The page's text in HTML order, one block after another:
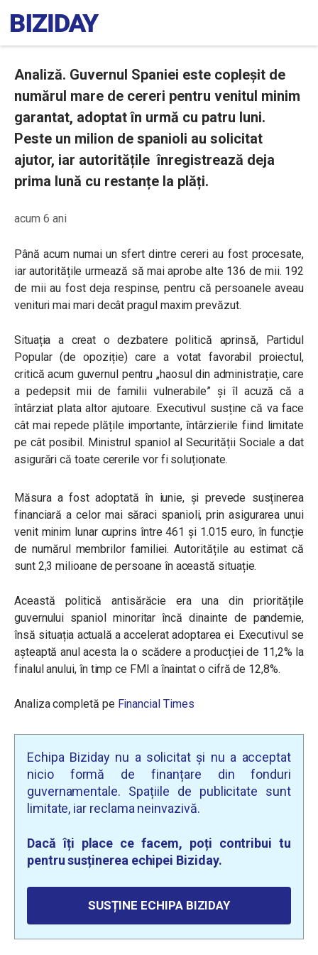
Analiză. Guvernul Spaniei este copleșit de
numărul mare de cereri pentru venitul minim
garantat, adoptat în urmă cu patru luni.
Peste un milion de spanioli au solicitat
ajutor, iar autoritățile înregistrează deja
prima lună cu restanțe la plăți.
acum 6 ani
Până acum numai un sfert dintre cereri au fost procesate,
iar autoritățile urmează să mai aprobe alte 136 de mii. 192
de mii au fost deja respinse, pentru că persoanele aveau
venituri mai mari decât pragul maxim prevăzut.
Situația a creat o dezbatere politică aprinsă, Partidul
Popular (de opoziție) care a votat favorabil proiectul,
critică acum guvernul pentru „haosul din administrație, care
a pedepsit mii de familii vulnerabile” și îl acuză că a
întârziat plata altor ajutoare. Executivul susține că va face
cât mai repede plățile importante, întârzierile fiind limitate
pe cât posibil. Ministrul spaniol al Securității Sociale a dat
asigurări că toate cererile vor fi soluționate.
Măsura a fost adoptată în iunie, și prevede susținerea
financiară a celor mai săraci spanioli, prin asigurarea unui
venit minim lunar cuprins între 461 și 1.015 euro, în funcție
de numărul membrilor familiei. Autoritățile au estimat că
sunt 2,3 milioane de persoane în această situație.
Această politică antisărăcie era una din prioritățile
guvernului spaniol minoritar încă dinainte de pandemie,
însă situația actuală a accelerat adoptarea ei. Executivul se
așteaptă anul acesta la o scădere a producției de 11,2% la
finalul anului, în timp ce FMI a înaintat o cifră de 12,8%.
Analiza completă pe Financial Times
Echipa Biziday nu a solicitat și nu a acceptat
nicio formă de finanțare din fonduri
guvernamentale. Spațiile de publicitate sunt
limitate, iar reclama neinvazivă.
Dacă îți place ce facem, poți contribui tu
pentru susținerea echipei Biziday.
SUSȚINE ECHIPA BIZIDAY